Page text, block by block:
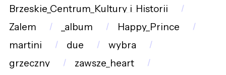
Brzeskie_Centrum_Kultury_i_Historii
Zalem
_album
Happy_Prince
martini
due
wybra
grzeczny
zawsze_heart